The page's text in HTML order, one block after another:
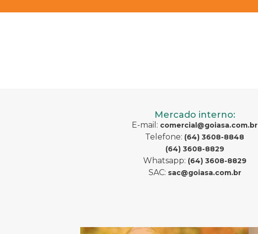
Mercado interno:
E-mail: comercial@goiasa.com.br
Telefone: (64) 3608-8848
(64) 3608-8829
Whatsapp: (64) 3608-8829
SAC: sac@goiasa.com.br